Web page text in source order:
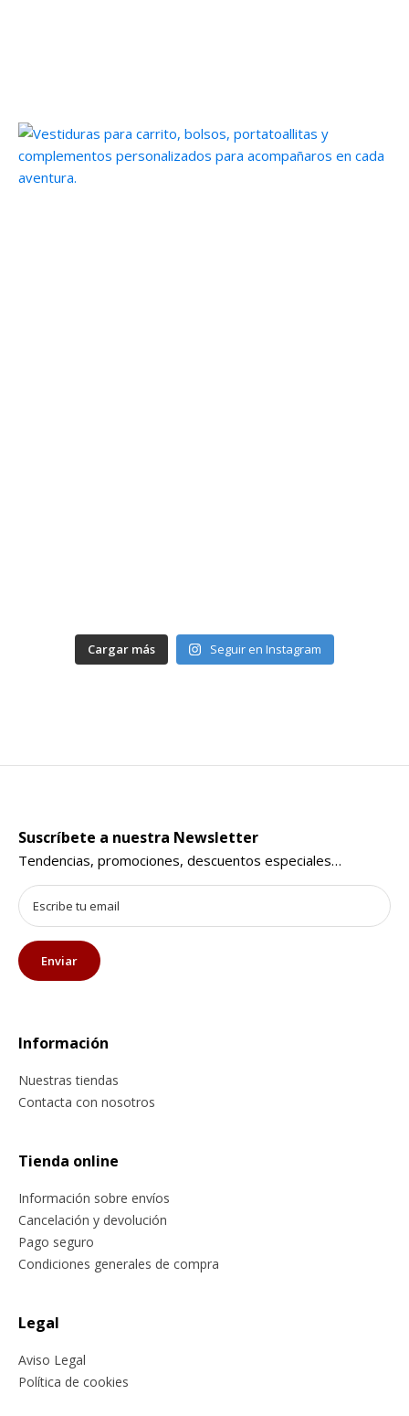
Cargar más Seguir en Instagram
Suscríbete a nuestra Newsletter
Tendencias, promociones, descuentos especiales…
Información
Nuestras tiendas
Contacta con nosotros
Tienda online
Información sobre envíos
Cancelación y devolución
Pago seguro
Condiciones generales de compra
Legal
Aviso Legal
Política de cookies